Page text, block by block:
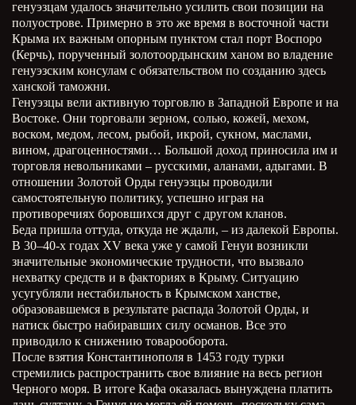
генуэзцам удалось значительно усилить свои позиции на
полуострове. Примерно в это же время в восточной части
Крыма их важным опорным пунктом стал порт Воспоро
(Керчь), порученный золотоордынским ханом во владение
генуэзским консулам с обязательством по созданию здесь
ханской таможни.
Генуэзцы вели активную торговлю в Западной Европе и на
Востоке. Они торговали зерном, солью, кожей, мехом,
воском, медом, лесом, рыбой, икрой, сукном, маслами,
вином, драгоценностями… Большой доход приносила им и
торговля невольниками – русскими, аланами, адыгами. В
отношении Золотой Орды генуэзцы проводили
самостоятельную политику, успешно играя на
противоречиях боровшихся друг с другом кланов.
Беда пришла оттуда, откуда не ждали, – из далекой Европы.
В 30–40-х годах XV века уже у самой Генуи возникли
значительные экономические трудности, что вызвало
нехватку средств и в факториях в Крыму. Ситуацию
усугубляли нестабильность в Крымском ханстве,
образовавшемся в результате распада Золотой Орды, и
натиск быстро набиравших силу османов. Все это
приводило к снижению товарооборота.
После взятия Константинополя в 1453 году турки
стремились распространить свое влияние на весь регион
Черного моря. В итоге Кафа оказалась вынуждена платить